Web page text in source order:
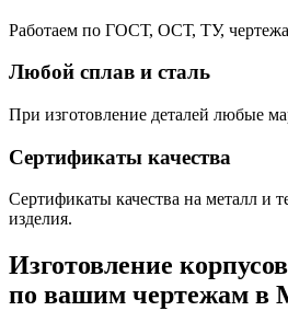
Работаем по ГОСТ, ОСТ, ТУ,
Любой сплав и сталь
При изготовление деталей любые
Сертификаты качества
Сертификаты качества на металл и
изделия.
Изготовление
по вашим чертежам в